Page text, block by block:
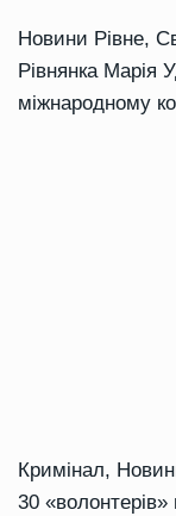
Новини Рівне,
Рівнянка Марія
міжнародному
Кримінал,
30